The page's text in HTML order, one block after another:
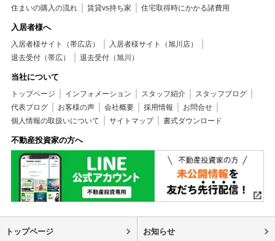
住まいの購入の流れ
賃貸vs持ち家 住宅取得時にかかる諸費用
入居者様へ
入居者様サイト（帯広店）
入居者様サイト（旭川店）
退去受付（帯広）
退去受付（旭川）
当社について
トップページ インフォメーション スタッフ紹介
スタッフブログ
代表ブログ
お客様の声 会社概要 採用情報
お問合せ
個人情報の取扱いについて
サイトマップ 書式ダウンロード
不動産投資家の方へ
トップページ お知らせ